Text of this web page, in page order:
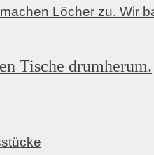
Tische drumherum.